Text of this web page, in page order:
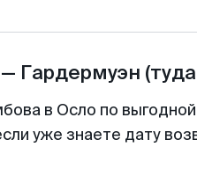
— Гардермуэн
в Осло по
уже знаете дату